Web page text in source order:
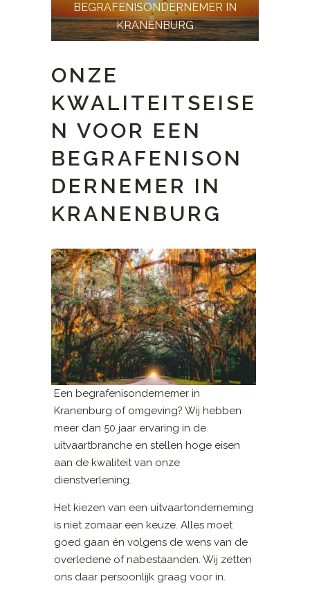
BEGRAFENISONDERNEMER IN
KRANENBURG
ONZE
KWALITEITSEISE
N VOOR EEN
BEGRAFENISON
DERNEMER IN
KRANENBURG
Een begrafenisondernemer in
Kranenburg of omgeving? Wij hebben
meer dan 50 jaar ervaring in de
uitvaartbranche en stellen hoge eisen
aan de kwaliteit van onze
dienstverlening.
Het kiezen van een uitvaartonderneming
is niet zomaar een keuze. Alles moet
goed gaan én volgens de wens van de
overledene of nabestaanden. Wij zetten
ons daar persoonlijk graag voor in.